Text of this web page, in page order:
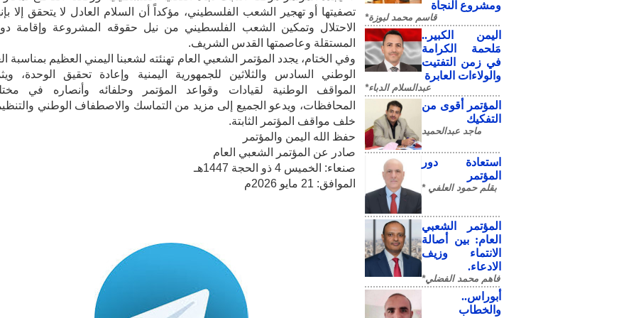
ومشروع النجاة
قاسم محمد لبوزة*
​اليمن الكبير..
مَلحمة الكرامة
في زمن التفتيت
والولاءات العابرة
عبدالسلام الدباء*
المؤتمر أقوى من
التفكيك
ماجد عبدالحميد
استعادة دور
المؤتمر
بقلم حمود العلفي *
المؤتمر الشعبي
العام: بين أصالة
الانتماء وزيف
الادعاء.
فاهم محمد الفضلي*
أبوراس..
والخطاب
تصفيتها أو تهجير الشعب الفلسطيني، مؤكداً أن السلام العادل لا يتحقق إلا
الاحتلال وتمكين الشعب الفلسطيني من نيل حقوقه المشروعة وإقامة
المستقلة وعاصمتها القدس الشريف.
وفي الختام، يجدد المؤتمر الشعبي العام تهنئته لشعبنا اليمني العظيم بمناسبة
الوطني السادس والثلاثين للجمهورية اليمنية وإعادة تحقيق الوحدة،
المواقف الوطنية لقيادات وقواعد المؤتمر وحلفائه وأنصاره في
المحافظات، ويدعو الجميع إلى مزيد من التماسك والاصطفاف الوطني
خلف مواقف المؤتمر الثابتة.
حفظ الله اليمن والمؤتمر
صادر عن المؤتمر الشعبي العام
صنعاء: الخميس 4 ذو الحجة 1447هـ
الموافق: 21 مايو 2026م